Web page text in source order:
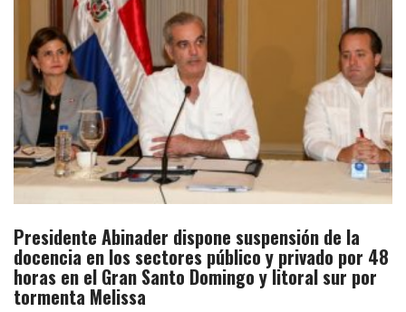
Presidente Abinader dispone suspensión de la
docencia en los sectores público y privado por 48
horas en el Gran Santo Domingo y litoral sur por
tormenta Melissa